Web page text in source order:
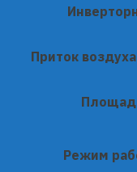
Приток
Режим